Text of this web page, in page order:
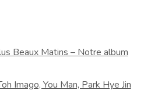
Beaux Matins – Notre album
Imago, You Man, Park Hye Jin